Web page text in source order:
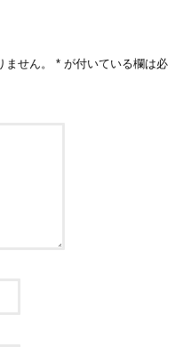
せん。 * が付いている欄は必